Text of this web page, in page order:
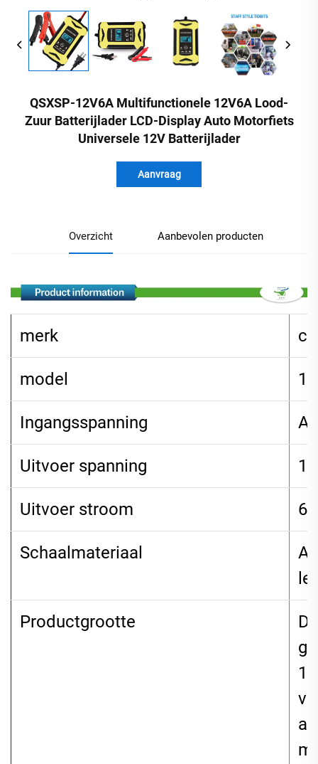
QSXSP-12V6A Multifunctionele 12V6A Lood-
Zuur Batterijlader LCD-Display Auto Motorfiets
Universele 12V Batterijlader
Aanvraag
Overzicht Aanbevolen producten
merk
model
Ingangsspanning
Uitvoer spanning
Uitvoer stroom 6A
Schaalmateriaal
Productgrootte